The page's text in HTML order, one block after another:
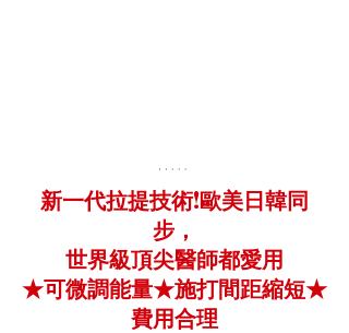
新一代拉提技術!歐美日韓同
步，
世界級頂尖醫師都愛用
★可微調能量★施打間距縮短★
費用合理